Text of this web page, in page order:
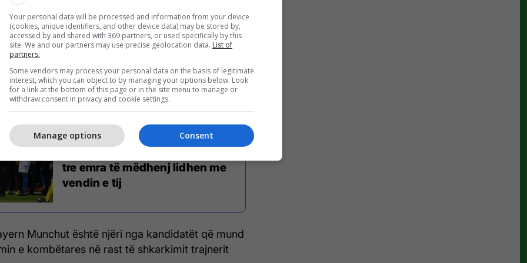
në një situatë të mirë, pasi pësoi me rezultat 1-0
e parë të ‘play-offit’ dhe do ta ketë të
pjesëmarrjen në Rusi.
Ventura mund të shkarkohet
tre emra të mëdhenj lidhen me
vendin e tij
Munchut është njëri nga kandidatët që mund
e kombëtares në rast të shkarkimit trajnerit
Your personal data will be processed and information from your device
(cookies, unique identifiers, and other device data) may be stored by,
accessed by and shared with 369 partners, or used specifically by this
site. We and our partners may use precise geolocation data. List of
partners.
Some vendors may process your personal data on the basis of legitimate
interest, which you can object to by managing your options below. Look
for a link at the bottom of this page or in the site menu to manage or
withdraw consent in privacy and cookie settings.
Consent
Manage options